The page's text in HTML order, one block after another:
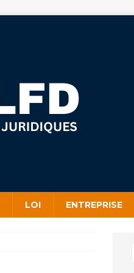
LOI ENTREPRISE